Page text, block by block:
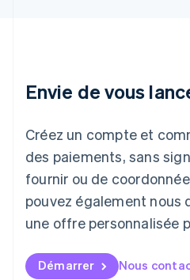
Envie de vous
Créez un compte et
des paiements, sans
fournir ou de
pouvez également nous
une offre personnalisée
Démarrer Nous
Lituanie
English
Français DeutschEnglish
Malaisie
English 简体中文
Malte
English
Mexique
EspañolEnglish
English